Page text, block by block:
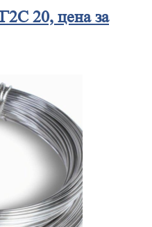
20, цена за